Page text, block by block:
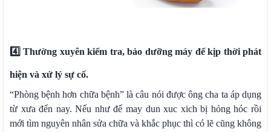
4️⃣ Thường xuyên kiểm tra, bảo dưỡng máy để kịp thời phát
hiện và xử lý sự cố.
“Phòng bệnh hơn chữa bệnh” là câu nói được ông cha ta áp dụng
từ xưa đến nay. Nếu như để may dun xuc xich bị hỏng hóc rồi
mới tìm nguyên nhân sửa chữa và khắc phục thì có lẽ cũng không